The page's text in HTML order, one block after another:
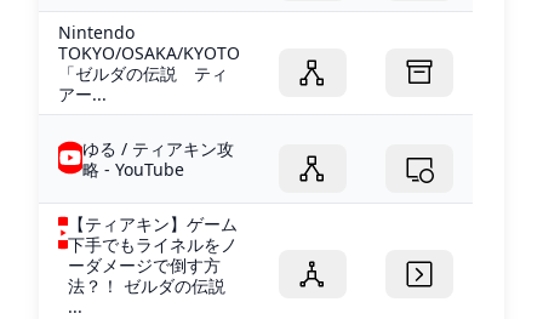
Nintendo
TOKYO/OSAKA/KYOTO
「ゼルダの伝説 ティ
アー...
ゆる / ティアキン攻
略 - YouTube
【ティアキン】ゲーム
下手でもライネルをノ
ーダメージで倒す方
法？！ ゼルダの伝説
...